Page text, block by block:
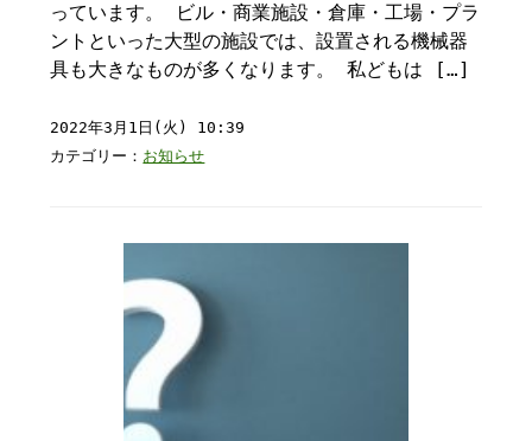
っています。 ビル・商業施設・倉庫・工場・プラ
ントといった大型の施設では、設置される機械器
具も大きなものが多くなります。 私どもは […]
2022年3月1日(火) 10:39
カテゴリー： お知らせ